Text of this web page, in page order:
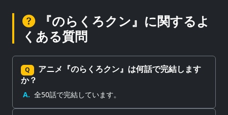
『のらくろクン』に関するよ
くある質問
Q
アニメ『のらくろクン』は何話で完結します
か？
A. 全50話で完結しています。